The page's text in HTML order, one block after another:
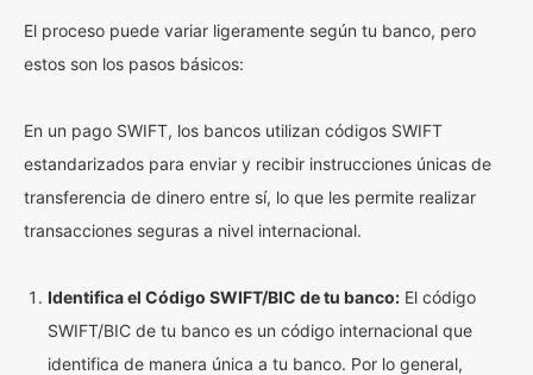
El proceso puede variar ligeramente según tu banco, pero
estos son los pasos básicos:
En un pago SWIFT, los bancos utilizan códigos SWIFT
estandarizados para enviar y recibir instrucciones únicas de
transferencia de dinero entre sí, lo que les permite realizar
transacciones seguras a nivel internacional.
Identifica el Código SWIFT/BIC de tu banco: El código
SWIFT/BIC de tu banco es un código internacional que
identifica de manera única a tu banco. Por lo general,